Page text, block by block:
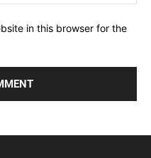
in this browser for the